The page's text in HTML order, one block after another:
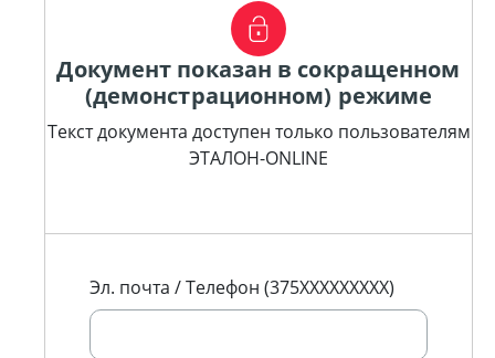
Документ показан в сокращенном
(демонстрационном) режиме
Текст документа доступен только пользователям
ЭТАЛОН-ONLINE
Эл. почта / Телефон (375XXXXXXXXX)